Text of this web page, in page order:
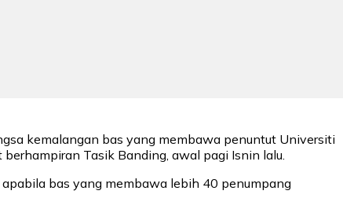
kemalangan bas yang membawa penuntut Universiti
Tasik Banding, awal pagi Isnin lalu.
bas yang membawa lebih 40 penumpang